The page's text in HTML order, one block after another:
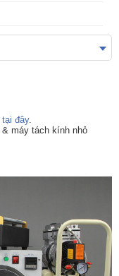
tại đây.
& máy tách kính nhỏ